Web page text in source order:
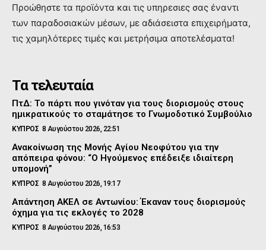
Προώθηστε τα προϊόντα και τις υπηρεσιες σας έναντι
των παραδοσιακών μέσων, με αδιάσειστα επιχειρήματα,
τις χαμηλότερες τιμές και μετρήσιμα αποτελέσματα!
Τα τελευταία
ΠτΔ: Το πάρτι που γινόταν για τους διορισμούς στους
ημικρατικούς το σταμάτησε το Γνωμοδοτικό Συμβούλιο
ΚΥΠΡΟΣ 8 Αυγούστου 2026, 22:51
Ανακοίνωση της Μονής Αγίου Νεοφύτου για την
απόπειρα φόνου: “Ο Ηγούμενος επέδειξε ιδιαίτερη
υπομονή”
ΚΥΠΡΟΣ 8 Αυγούστου 2026, 19:17
Απάντηση ΑΚΕΛ σε Αντωνίου: Έκαναν τους διορισμούς
όχημα για τις εκλογές το 2028
ΚΥΠΡΟΣ 8 Αυγούστου 2026, 16:53